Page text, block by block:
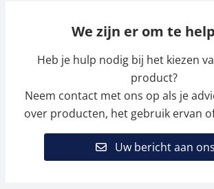
We zijn er om te
Heb je hulp nodig bij het kiezen
product?
Neem contact met ons op als je
over producten, het gebruik ervan
Uw bericht aan ons